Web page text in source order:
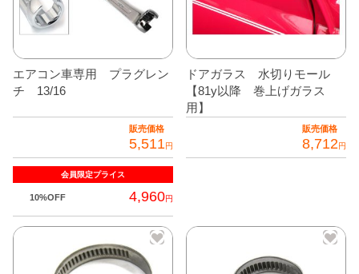
エアコン車専用 プラグレン
チ 13/16
販売価格
5,511円
会員限定プライス
10%OFF 4,960円
ドアガラス 水切りモール
【81y以降 巻上げガラス
用】
販売価格
8,712円
品